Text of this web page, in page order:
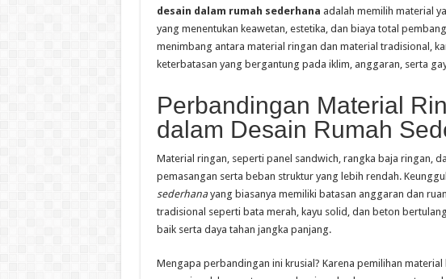
desain dalam rumah sederhana adalah memilih material
yang menentukan keawetan, estetika, dan biaya total
menimbang antara material ringan dan material tradisional,
keterbatasan yang bergantung pada iklim, anggaran, serta
Perbandingan Material
dalam Desain Rumah
Material ringan, seperti panel sandwich, rangka baja ringan,
pemasangan serta beban struktur yang lebih rendah.
sederhanayang biasanya memiliki batasan anggaran dan
tradisional seperti bata merah, kayu solid, dan beton
baik serta daya tahan jangka panjang.
Mengapa perbandingan ini krusial? Karena pemilihan